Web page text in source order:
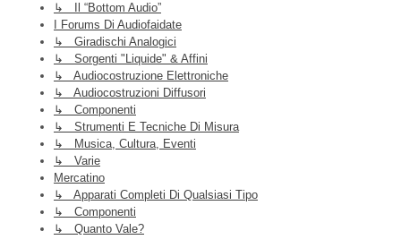
↳ Il “Bottom Audio”
I Forums Di Audiofaidate
↳ Giradischi Analogici
↳ Sorgenti "liquide" & Affini
↳ Audiocostruzione Elettroniche
↳ Audiocostruzioni Diffusori
↳ Componenti
↳ Strumenti E Tecniche Di Misura
↳ Musica, Cultura, Eventi
↳ Varie
Mercatino
↳ Apparati Completi Di Qualsiasi Tipo
↳ Componenti
↳ Quanto Vale?